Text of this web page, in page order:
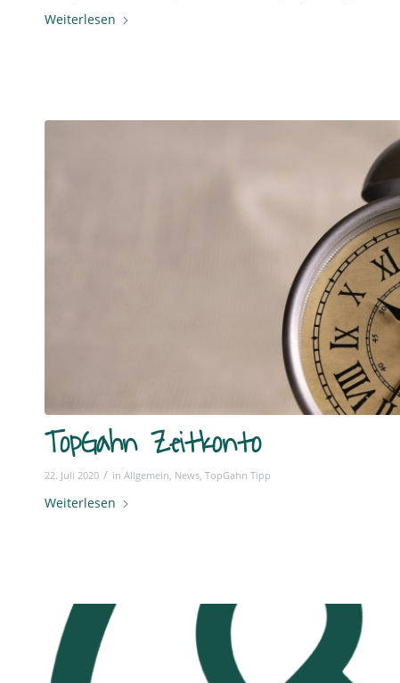
Weiterlesen
TopGahn Zeitkonto
22. Juli 2020 / in Allgemein News TopGahn Tipp
Weiterlesen